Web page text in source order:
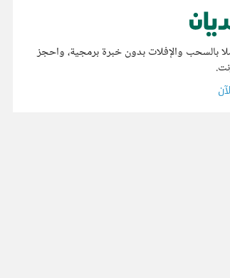
بالسحب والإفلات بدون خبرة برمجية، واحجز